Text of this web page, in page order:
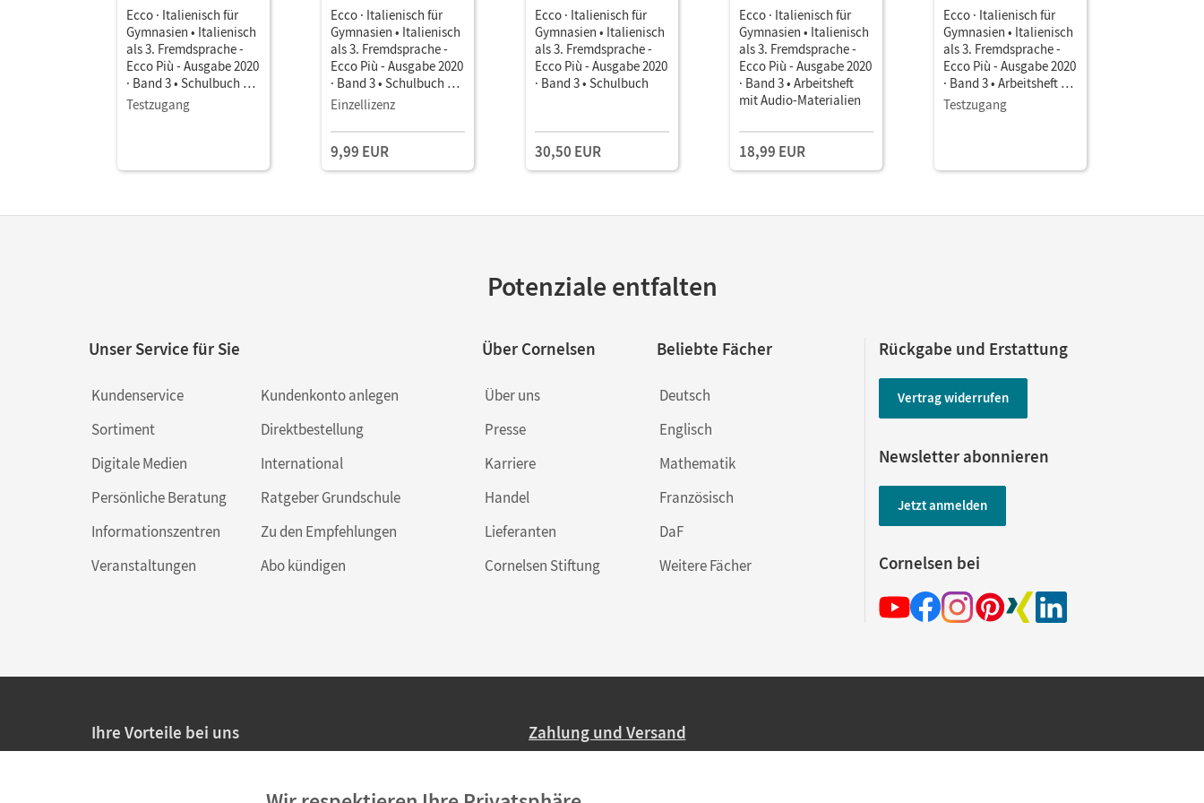
Ecco · Italienisch für
Gymnasien • Italienisch
als 3. Fremdsprache -
Ecco Più - Ausgabe 2020
· Band 3 • Schulbuch als
E-Book Mit Medien
Testzugang
Ecco · Italienisch für
Gymnasien • Italienisch
als 3. Fremdsprache -
Ecco Più - Ausgabe 2020
· Band 3 • Schulbuch als
E-Book Mit Medien
Einzellizenz
9,99 EUR
Ecco · Italienisch für
Gymnasien • Italienisch
als 3. Fremdsprache -
Ecco Più - Ausgabe 2020
· Band 3 • Schulbuch
30,50 EUR
Ecco · Italienisch für
Gymnasien • Italienisch
als 3. Fremdsprache -
Ecco Più - Ausgabe 2020
· Band 3 • Arbeitsheft
mit Audio-Materialien
18,99 EUR
Ecco · Italienisch für
Gymnasien • Italienisch
als 3. Fremdsprache -
Ecco Più - Ausgabe 2020
· Band 3 • Arbeitsheft als
E-Book Mit Medien
Testzugang
Potenziale entfalten
Unser Service für Sie
Kundenservice
Sortiment
Digitale Medien
Persönliche Beratung
Informationszentren
Veranstaltungen
Kundenkonto anlegen
Direktbestellung
International
Ratgeber Grundschule
Zu den Empfehlungen
Abo kündigen
Über Cornelsen
Über uns
Presse
Karriere
Handel
Lieferanten
Cornelsen Stiftung
Beliebte Fächer
Deutsch
Englisch
Mathematik
Französisch
DaF
Weitere Fächer
Rückgabe und Erstattung
Vertrag widerrufen
Newsletter abonnieren
Jetzt anmelden
Cornelsen bei
Ihre Vorteile bei uns Zahlung und Versand